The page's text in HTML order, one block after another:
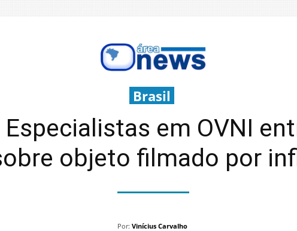
Brasil
em OVNI
objeto filmado por
Por: Vinícius Carvalho